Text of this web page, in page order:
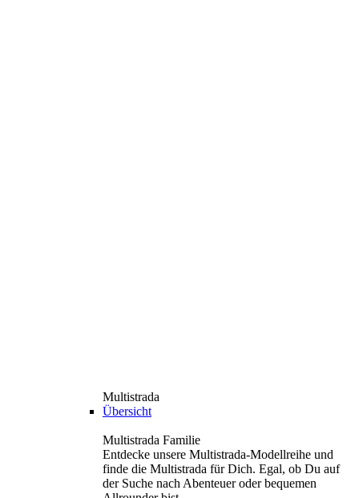
Multistrada
Übersicht
Multistrada Familie
Entdecke unsere Multistrada-Modellreihe und
finde die Multistrada für Dich. Egal, ob Du auf
der Suche nach Abenteuer oder bequemen